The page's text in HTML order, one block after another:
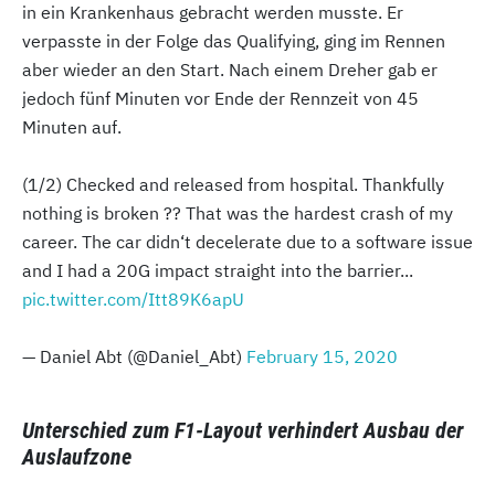
in ein Krankenhaus gebracht werden musste. Er
verpasste in der Folge das Qualifying, ging im Rennen
aber wieder an den Start. Nach einem Dreher gab er
jedoch fünf Minuten vor Ende der Rennzeit von 45
Minuten auf.
(1/2) Checked and released from hospital. Thankfully
nothing is broken ?? That was the hardest crash of my
career. The car didn‘t decelerate due to a software issue
and I had a 20G impact straight into the barrier...
pic.twitter.com/Itt89K6apU
— Daniel Abt (@Daniel_Abt) February 15, 2020
Unterschied zum F1-Layout verhindert Ausbau der
Auslaufzone